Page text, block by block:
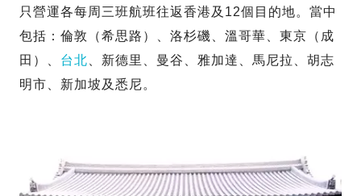
只營運各每周三班航班往返香港及12個目的地。當中
包括：倫敦（希思路）、洛杉磯、溫哥華、東京（成
田）、 台北 、新德里、曼谷、雅加達、馬尼拉、胡志
明市、新加坡及悉尼。